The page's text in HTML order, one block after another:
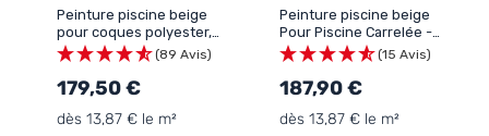
Peinture piscine beige
pour coques polyester,
béton - ARCAPISCINE
COQUE POLYESTER
(89 Avis)
179,50 €
dès 13,87 € le m²
Peinture piscine beige
Pour Piscine Carrelée -
ARCAPISCINE CARRELAGE
(15 Avis)
187,90 €
dès 13,87 € le m²